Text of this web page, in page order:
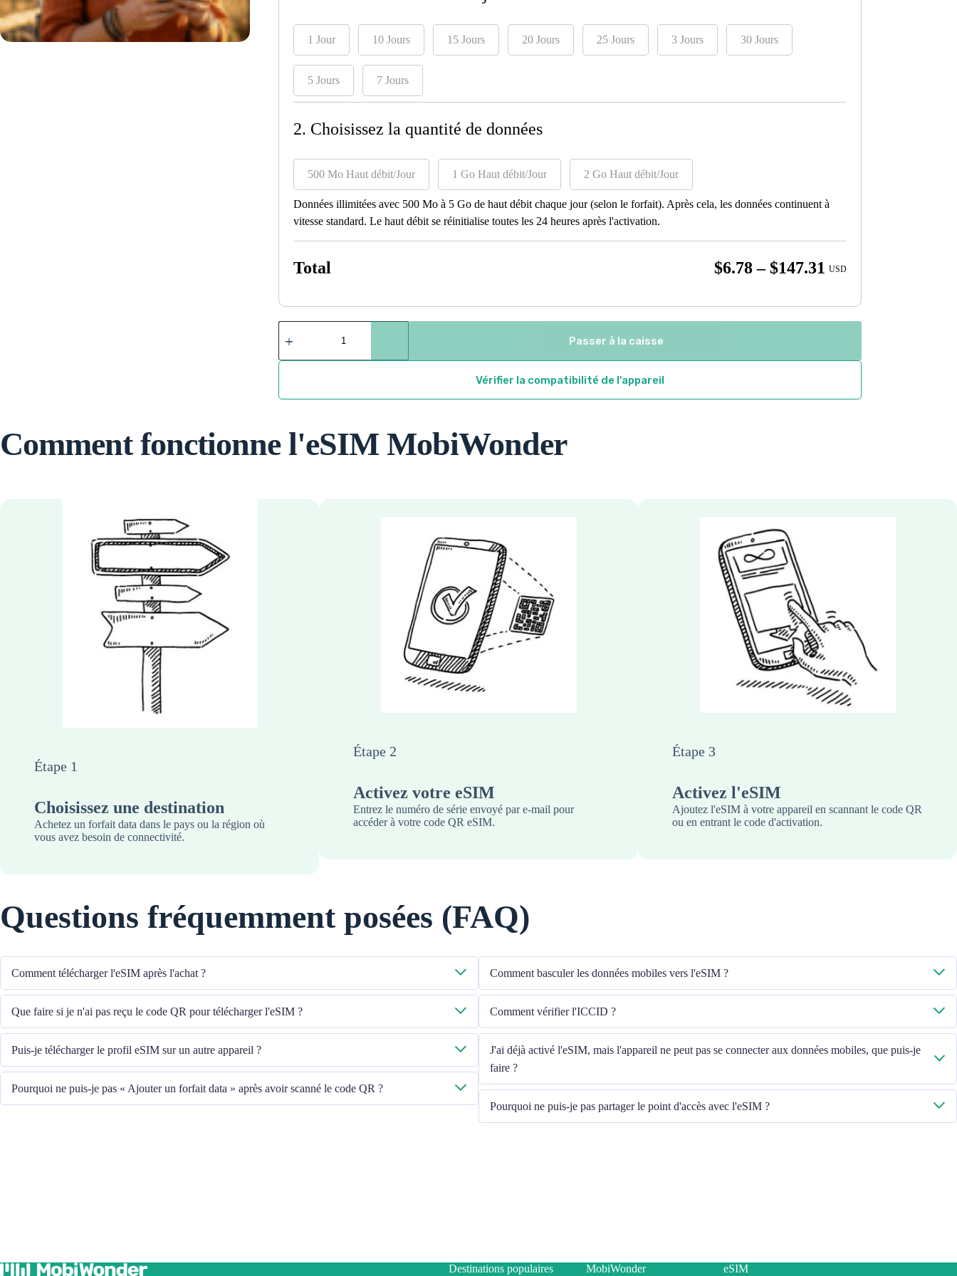
1 Jour 10 Jours 15 Jours 20 Jours 25 Jours 3 Jours 30 Jours
5 Jours 7 Jours
2. Choisissez la quantité de données
500 Mo Haut débit/Jour 1 Go Haut débit/Jour 2 Go Haut débit/Jour
Données illimitées avec 500 Mo à 5 Go de haut débit chaque jour (selon le forfait). Après cela, les données continuent à
vitesse standard. Le haut débit se réinitialise toutes les 24 heures après l'activation.
Total $6.78 – $147.31 Price
$6.78
through
USD
Afrique
eSIM
Passer à la caisse
Vérifier la compatibilité de l'appareil
Comment fonctionne l'eSIM MobiWonder
Étape 1
Choisissez une destination
Achetez un forfait data dans le pays ou la région où
vous avez besoin de connectivité.
Étape 2
Activez votre eSIM
Entrez le numéro de série envoyé par e-mail pour
accéder à votre code QR eSIM.
Étape 3
Activez l'eSIM
Ajoutez l'eSIM à votre appareil en scannant le code QR
ou en entrant le code d'activation.
Questions fréquemment posées (FAQ)
Comment télécharger l'eSIM après l'achat ?
Que faire si je n'ai pas reçu le code QR pour télécharger l'eSIM ?
le code QR.
Puis-je télécharger le profil eSIM sur un autre appareil ?
Pourquoi ne puis-je pas « Ajouter un forfait data » après avoir scanné le code QR ?
Comment basculer les données mobiles vers l'eSIM ?
cette ligne ». Si le problème persiste, veuillez contacter notre équipe du service client.
Comment vérifier l'ICCID ?
J'ai déjà activé l'eSIM, mais l'appareil ne peut pas se connecter aux données mobiles, que puis-je
faire ?
Pourquoi ne puis-je pas partager le point d'accès avec l'eSIM ?
Destinations populaires MobiWonder eSIM